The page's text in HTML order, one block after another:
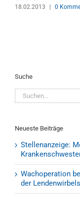
18.02.2013 0
Suche
Suche
nach:
Neueste Beiträge
Stellenanzeige:
Wachoperation
der